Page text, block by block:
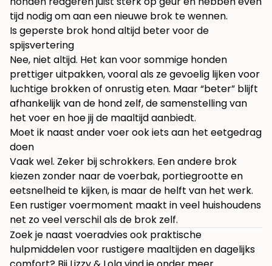
tijd nodig om aan een nieuwe brok te wennen.
Is geperste brok hond altijd beter voor de
spijsvertering
Nee, niet altijd. Het kan voor sommige honden
prettiger uitpakken, vooral als ze gevoelig lijken voor
luchtige brokken of onrustig eten. Maar “beter” blijft
afhankelijk van de hond zelf, de samenstelling van
het voer en hoe jij de maaltijd aanbiedt.
Moet ik naast ander voer ook iets aan het eetgedrag
doen
Vaak wel. Zeker bij schrokkers. Een andere brok
kiezen zonder naar de voerbak, portiegrootte en
eetsnelheid te kijken, is maar de helft van het werk.
Een rustiger voermoment maakt in veel huishoudens
net zo veel verschil als de brok zelf.
Zoek je naast voeradvies ook praktische
hulpmiddelen voor rustigere maaltijden en dagelijks